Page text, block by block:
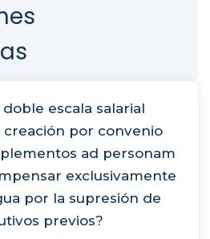
doble escala salarial
por convenio
ad personam
exclusivamente
por la supresión de
previos?